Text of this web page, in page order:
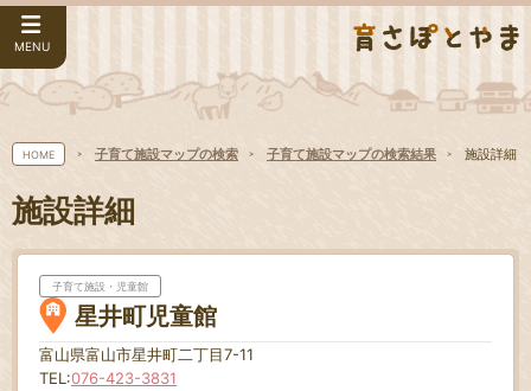
MENU
HOME 子育て施設マップの検索 子育て施設マップの検索結果 施設詳細
施設詳細
子育て施設・児童館
星井町児童館
富山県富山市星井町二丁目7-11
TEL:076-423-3831